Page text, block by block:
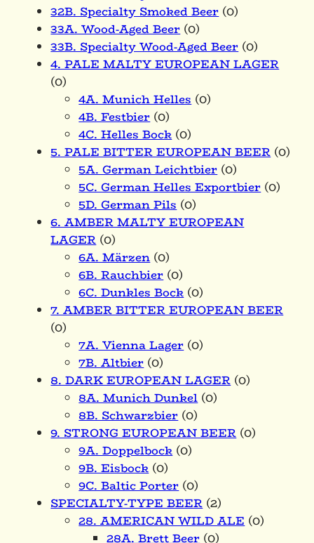
32B. Specialty Smoked Beer(0)
33A. Wood-Aged Beer(0)
33B. Specialty Wood-Aged Beer(0)
4. PALE MALTY EUROPEAN LAGER
(0)
4A. Munich Helles(0)
4B. Festbier(0)
4C. Helles Bock(0)
5. PALE BITTER EUROPEAN BEER(0)
5A. German Leichtbier(0)
5C. German Helles Exportbier(0)
5D. German Pils(0)
6. AMBER MALTY EUROPEAN
LAGER(0)
6A. Märzen(0)
6B. Rauchbier(0)
6C. Dunkles Bock(0)
7. AMBER BITTER EUROPEAN BEER
(0)
7A. Vienna Lager(0)
7B. Altbier(0)
8. DARK EUROPEAN LAGER(0)
8A. Munich Dunkel(0)
8B. Schwarzbier(0)
9. STRONG EUROPEAN BEER(0)
9A. Doppelbock(0)
9B. Eisbock(0)
9C. Baltic Porter(0)
SPECIALTY-TYPE BEER(2)
28. AMERICAN WILD ALE(0)
28A. Brett Beer(0)